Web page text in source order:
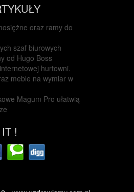
oraz ramy do
szaf biurowych
od Hugo Boss
hurtowni.
meble na wymiar w
Magum Pro ułatwią
!